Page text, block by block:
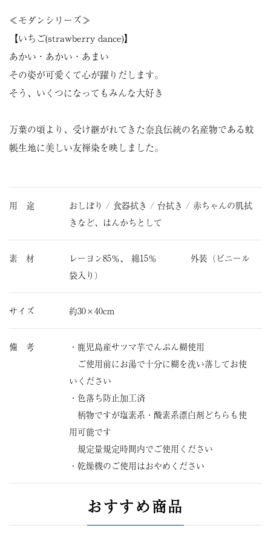
≪モダンシリーズ≫
【いちご(strawberry dance)】
あかい・あかい・あまい
その姿が可愛くて心が躍りだします。
そう、いくつになってもみんな大好き
万葉の頃より、受け継がれてきた奈良伝統の名産物である蚊
帳生地に美しい友禅染を映しました。
用 途
おしぼり / 食器拭き / 台拭き / 赤ちゃんの肌拭
きなど、はんかちとして
素 材
レーヨン85％、 綿15％ 外装（ビニール
袋入り）
サイズ 約30×40cm
備 考
・鹿児島産サツマ芋でんぷん糊使用
ご使用前にお湯で十分に糊を洗い落してお使
いください
・色落ち防止加工済
柄物ですが塩素系・酸素系漂白剤どちらも使
用可能です
規定量規定時間内でご使用ください
・乾燥機のご使用はおやめください
おすすめ商品